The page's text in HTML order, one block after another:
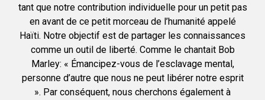
tant que notre contribution individuelle pour un petit pas
en avant de ce petit morceau de l’humanité appelé
Haïti. Notre objectif est de partager les connaissances
comme un outil de liberté. Comme le chantait Bob
Marley: « Émancipez-vous de l’esclavage mental,
personne d’autre que nous ne peut libérer notre esprit
». Par conséquent, nous cherchons également à